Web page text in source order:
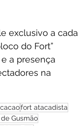
exclusivo a cada
do Fort”
a presença
na
fort atacadista
Gusmão